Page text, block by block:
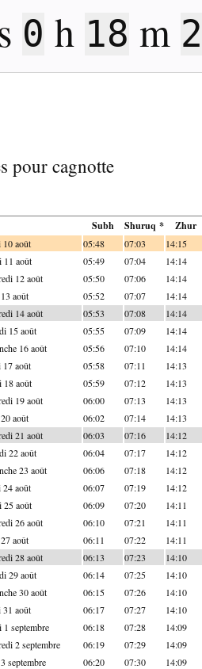
0 h 18 m
pour cagnotte
Subh Shuruq * Zhur
août 05:48 07:03 14:15
11 août 05:49 07:04 14:14
12 août 05:50 07:06 14:14
août 05:52 07:07 14:14
14 août 05:53 07:08 14:14
15 août 05:55 07:09 14:14
16 août 05:56 07:10 14:14
août 05:58 07:11 14:13
18 août 05:59 07:12 14:13
19 août 06:00 07:13 14:13
août 06:02 07:14 14:13
21 août 06:03 07:16 14:12
22 août 06:04 07:17 14:12
23 août 06:06 07:18 14:12
août 06:07 07:19 14:12
25 août 06:09 07:20 14:11
26 août 06:10 07:21 14:11
août 06:11 07:22 14:11
28 août 06:13 07:23 14:10
29 août 06:14 07:25 14:10
30 août 06:15 07:26 14:10
août 06:17 07:27 14:10
septembre 06:18 07:28 14:09
2 septembre 06:19 07:29 14:09
septembre 06:20 07:30 14:09